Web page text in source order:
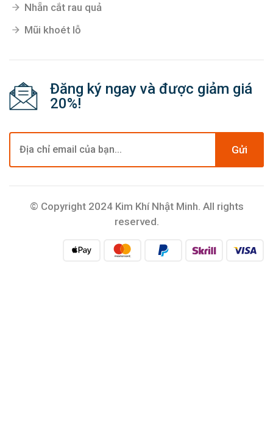
Nhẵn cắt rau quả
Mũi khoét lỗ
Đăng ký ngay và được giảm giá
20%!
Gửi
© Copyright 2024 Kim Khí Nhật Minh. All rights
reserved.